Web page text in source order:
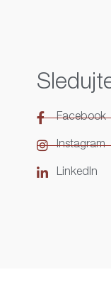
Facebook
Instagram
LinkedIn